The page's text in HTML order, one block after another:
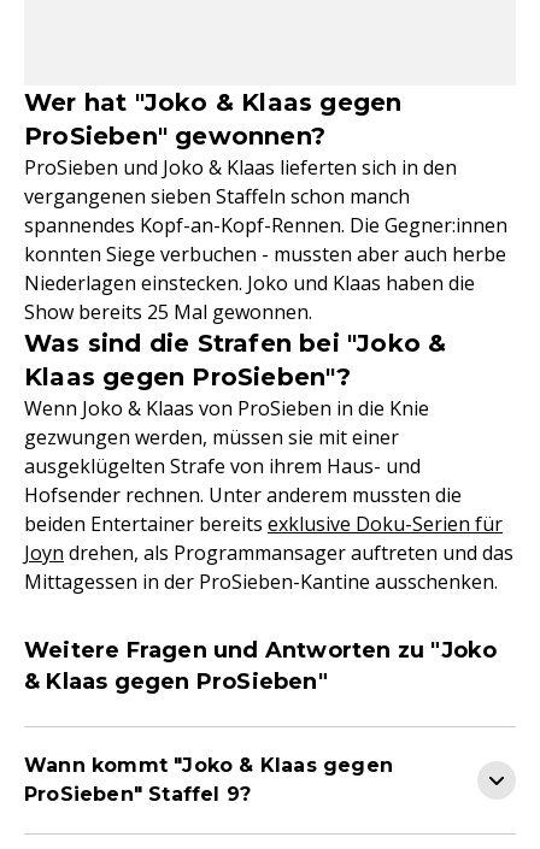
Wer hat "Joko & Klaas gegen
ProSieben" gewonnen?
ProSieben und Joko & Klaas lieferten sich in den
vergangenen sieben Staffeln schon manch
spannendes Kopf-an-Kopf-Rennen. Die Gegner:innen
konnten Siege verbuchen - mussten aber auch herbe
Niederlagen einstecken. Joko und Klaas haben die
Show bereits 25 Mal gewonnen.
Was sind die Strafen bei "Joko &
Klaas gegen ProSieben"?
Wenn Joko & Klaas von ProSieben in die Knie
gezwungen werden, müssen sie mit einer
ausgeklügelten Strafe von ihrem Haus- und
Hofsender rechnen. Unter anderem mussten die
beiden Entertainer bereits exklusive Doku-Serien für
Joyn drehen, als Programmansager auftreten und das
Mittagessen in der ProSieben-Kantine ausschenken.
Weitere Fragen und Antworten zu "Joko
& Klaas gegen ProSieben"
Wann kommt "Joko & Klaas gegen
ProSieben" Staffel 9?